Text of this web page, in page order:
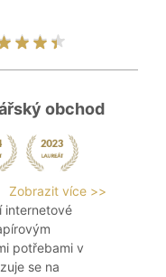
obchod
Zobrazit více >>
internetové
potřebami v
se na